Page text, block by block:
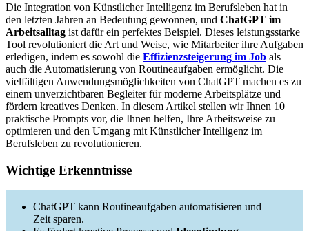
Die Integration von Künstlicher Intelligenz im Berufsleben hat in
den letzten Jahren an Bedeutung gewonnen, und ChatGPT im
Arbeitsalltag ist dafür ein perfektes Beispiel. Dieses leistungsstarke
Tool revolutioniert die Art und Weise, wie Mitarbeiter ihre Aufgaben
erledigen, indem es sowohl die Effizienzsteigerung im Job als
auch die Automatisierung von Routineaufgaben ermöglicht. Die
vielfältigen Anwendungsmöglichkeiten von ChatGPT machen es zu
einem unverzichtbaren Begleiter für moderne Arbeitsplätze und
fördern kreatives Denken. In diesem Artikel stellen wir Ihnen 10
praktische Prompts vor, die Ihnen helfen, Ihre Arbeitsweise zu
optimieren und den Umgang mit Künstlicher Intelligenz im
Berufsleben zu revolutionieren.
Wichtige Erkenntnisse
ChatGPT kann Routineaufgaben automatisieren und
Zeit sparen.